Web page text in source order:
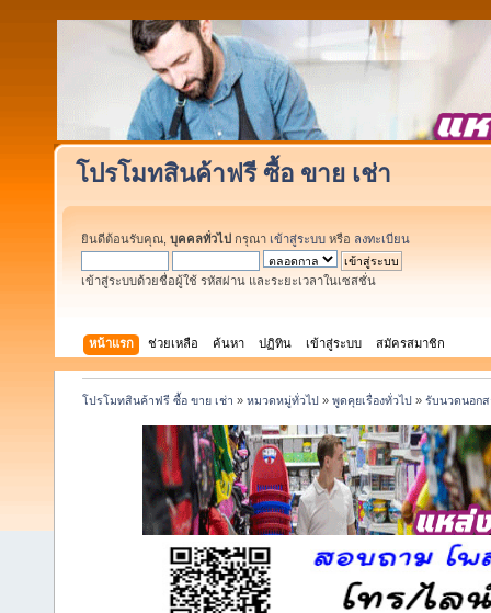
โปรโมทสินค้าฟรี ซื้อ ขาย เช่า
ยินดีต้อนรับคุณ, บุคคลทั่วไป กรุณา เข้าสู่ระบบ หรือ ลงทะเบียน
เข้าสู่ระบบด้วยชื่อผู้ใช้ รหัสผ่าน และระยะเวลาในเซสชั่น
หน้าแรก ช่วยเหลือ ค้นหา ปฏิทิน เข้าสู่ระบบ สมัครสมาชิก
โปรโมทสินค้าฟรี ซื้อ ขาย เช่า »หมวดหมู่ทั่วไป »พูดคุยเรื่องทั่วไป »รับนวดนอกส